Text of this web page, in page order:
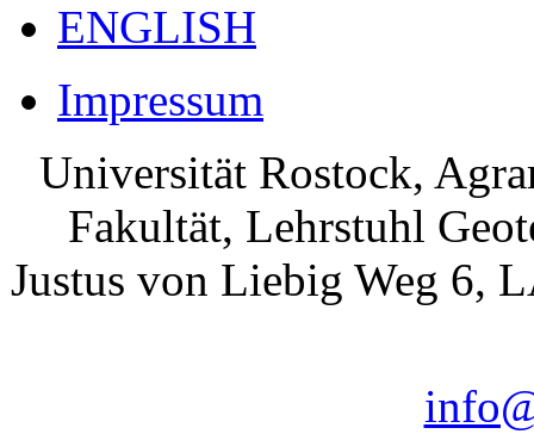
ENGLISH
Impressum
Universität Rostock,
Fakultät, Lehrstuhl
Justus von Liebig Weg 6,